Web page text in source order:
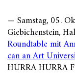
— Samstag, 05.
Giebichenstein,
Roundtable mit
can an Art
HURRA HURRA